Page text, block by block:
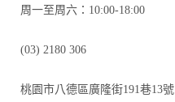
周一至周六：10:00-18:00
(03) 2180 306
桃園市八德區廣隆街191巷13號